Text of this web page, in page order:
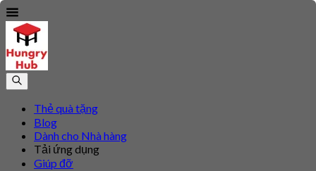
Thẻ quà tặng
Blog
Dành cho Nhà hàng
Tải ứng dụng
Giúp đỡ